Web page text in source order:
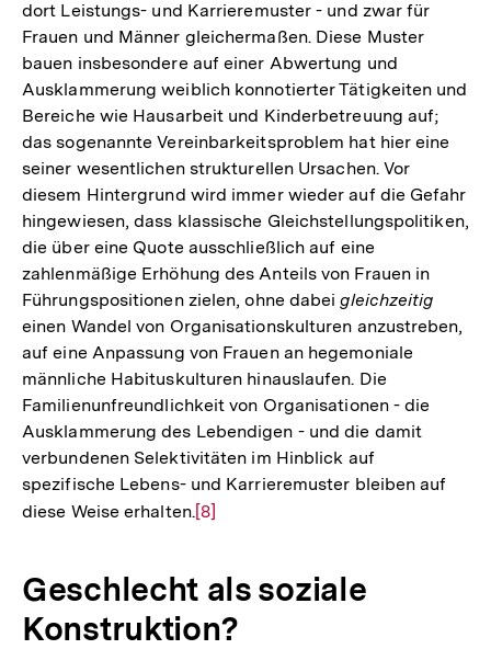
Fußnote
dort Leistungs- und Karrieremuster - und zwar für
Frauen und Männer gleichermaßen. Diese Muster
bauen insbesondere auf einer Abwertung und
Ausklammerung weiblich konnotierter Tätigkeiten und
Bereiche wie Hausarbeit und Kinderbetreuung auf;
das sogenannte Vereinbarkeitsproblem hat hier eine
seiner wesentlichen strukturellen Ursachen. Vor
diesem Hintergrund wird immer wieder auf die Gefahr
hingewiesen, dass klassische Gleichstellungspolitiken,
die über eine Quote ausschließlich auf eine
zahlenmäßige Erhöhung des Anteils von Frauen in
Führungspositionen zielen, ohne dabeigleichzeitig
einen Wandel von Organisationskulturen anzustreben,
auf eine Anpassung von Frauen an hegemoniale
männliche Habituskulturen hinauslaufen. Die
Familienunfreundlichkeit von Organisationen - die
Ausklammerung des Lebendigen - und die damit
verbundenen Selektivitäten im Hinblick auf
spezifische Lebens- und Karrieremuster bleiben auf
diese Weise erhalten.Zur
Fußnote
[8]
Geschlecht als soziale
Konstruktion?